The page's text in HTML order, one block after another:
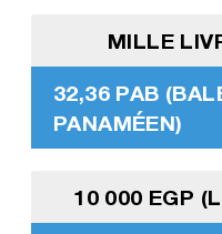
MILLE
32,36 PAB
PANAMÉEN)
10 000 EGP